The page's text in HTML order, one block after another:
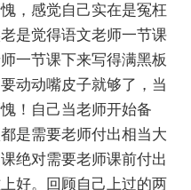
，感觉自己实在是冤枉
是觉得语文老师一节课
一节课下来写得满黑板
动动嘴皮子就够了，当
！自己当老师开始备
是需要老师付出相当大
绝对需要老师课前付出
好。回顾自己上过的两